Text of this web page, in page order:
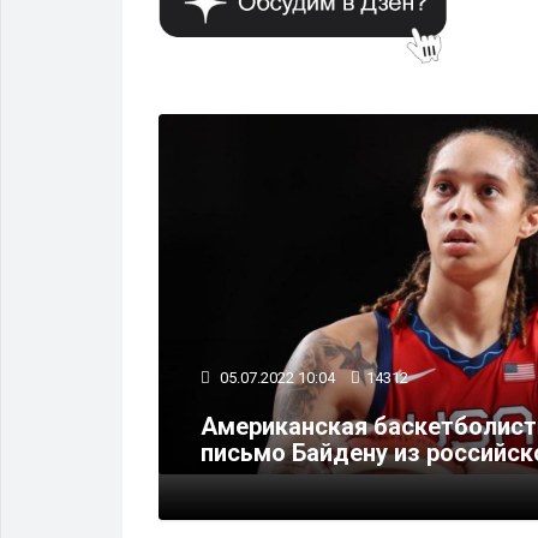
05.07.2022 10:04 14312
Американская
письмо Байдену из